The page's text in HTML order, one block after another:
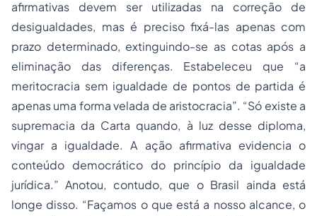
afirmativas devem ser utilizadas na correção de
desigualdades, mas é preciso fixá-las apenas com
prazo determinado, extinguindo-se as cotas após a
eliminação das diferenças. Estabeleceu que “a
meritocracia sem igualdade de pontos de partida é
apenas uma forma velada de aristocracia”. “Só existe a
supremacia da Carta quando, à luz desse diploma,
vingar a igualdade. A ação afirmativa evidencia o
conteúdo democrático do princípio da igualdade
jurídica.” Anotou, contudo, que o Brasil ainda está
longe disso. “Façamos o que está a nosso alcance, o